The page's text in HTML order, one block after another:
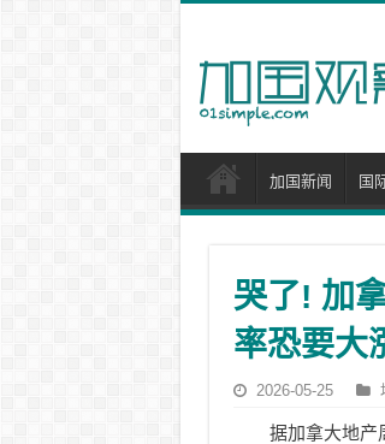
加国新闻 国
哭了! 加
率恐要大
2026-05-25
据加拿大地产